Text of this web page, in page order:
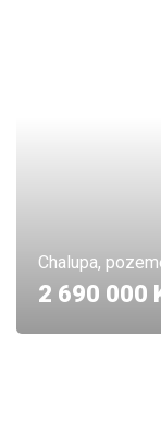
Chalupa,
2 690 000